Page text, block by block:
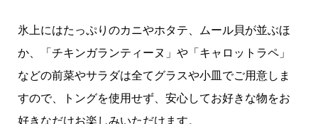
氷上にはたっぷりのカニやホタテ、ムール貝が並ぶほ
か、「チキンガランティーヌ」や「キャロットラペ」
などの前菜やサラダは全てグラスや小皿でご用意しま
すので、トングを使用せず、安心してお好きな物をお
好きなだけお楽しみいただけます。